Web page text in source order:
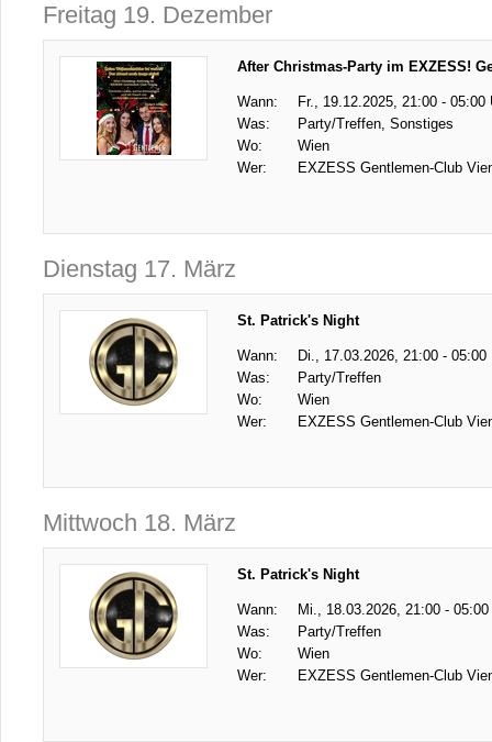
Freitag 19. Dezember
After Christmas-Party im EXZESS!
Wann:
Fr., 19.12.2025, 21:00 - 05:00
Was:
Party/Treffen, Sonstiges
Wo:
Wien
Wer:
EXZESS Gentlemen-Club
Dienstag 17. März
St. Patrick's Night
Wann:
Di., 17.03.2026, 21:00 - 05:00
Was:
Party/Treffen
Wo:
Wien
Wer:
EXZESS Gentlemen-Club
Mittwoch 18. März
St. Patrick's Night
Wann:
Mi., 18.03.2026, 21:00 - 05:00
Was:
Party/Treffen
Wo:
Wien
Wer:
EXZESS Gentlemen-Club